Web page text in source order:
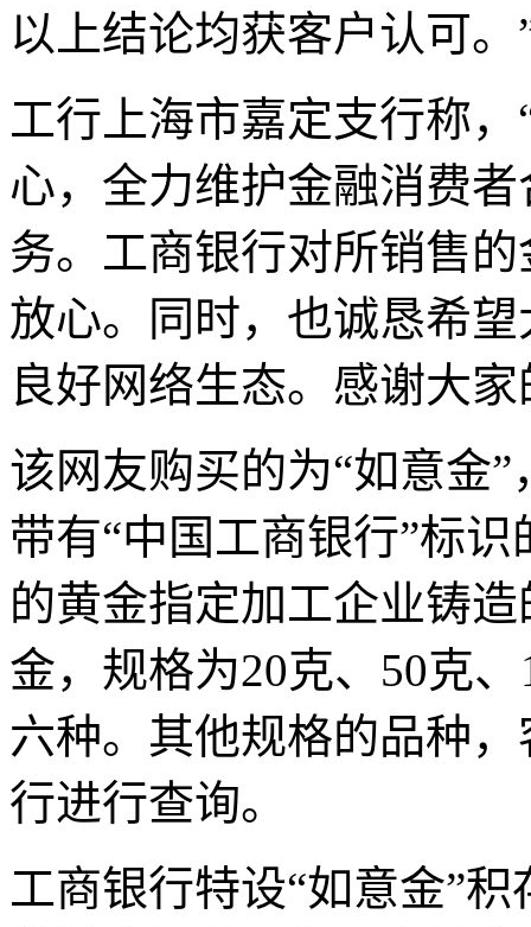
以上结论均获客户认可
工行上海市嘉定支行称
心，全力维护金融消费
务。工商银行对所销售
放心。同时，也诚恳希
良好网络生态。感谢大
该网友购买的为“如意金
带有“中国工商银行”标
的黄金指定加工企业铸
金，规格为20克、50克
六种。其他规格的品种
行进行查询。
工商银行特设“如意金”